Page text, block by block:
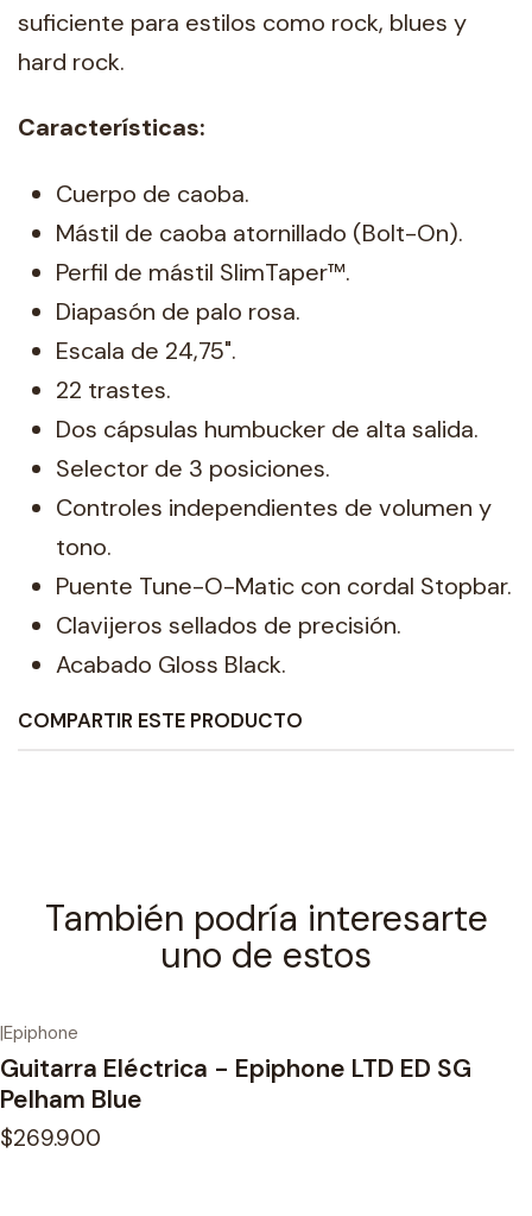
suficiente para estilos como rock, blues y
hard rock.
Características:
Cuerpo de caoba.
Mástil de caoba atornillado (Bolt-On).
Perfil de mástil SlimTaper™.
Diapasón de palo rosa.
Escala de 24,75".
22 trastes.
Dos cápsulas humbucker de alta salida.
Selector de 3 posiciones.
Controles independientes de volumen y
tono.
Puente Tune-O-Matic con cordal Stopbar.
Clavijeros sellados de precisión.
Acabado Gloss Black.
COMPARTIR ESTE PRODUCTO
También podría interesarte
uno de estos
|Epiphone
Guitarra Eléctrica - Epiphone LTD ED SG
Pelham Blue
$269.900